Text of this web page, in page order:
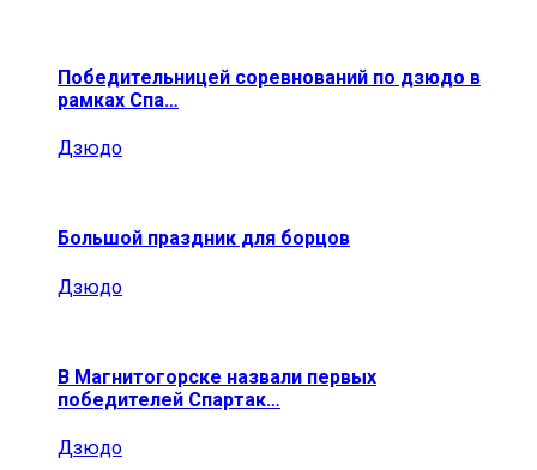
Победительницей соревнований по дзюдо в
рамках Спа…
Дзюдо
Большой праздник для борцов
Дзюдо
В Магнитогорске назвали первых
победителей Спартак…
Дзюдо